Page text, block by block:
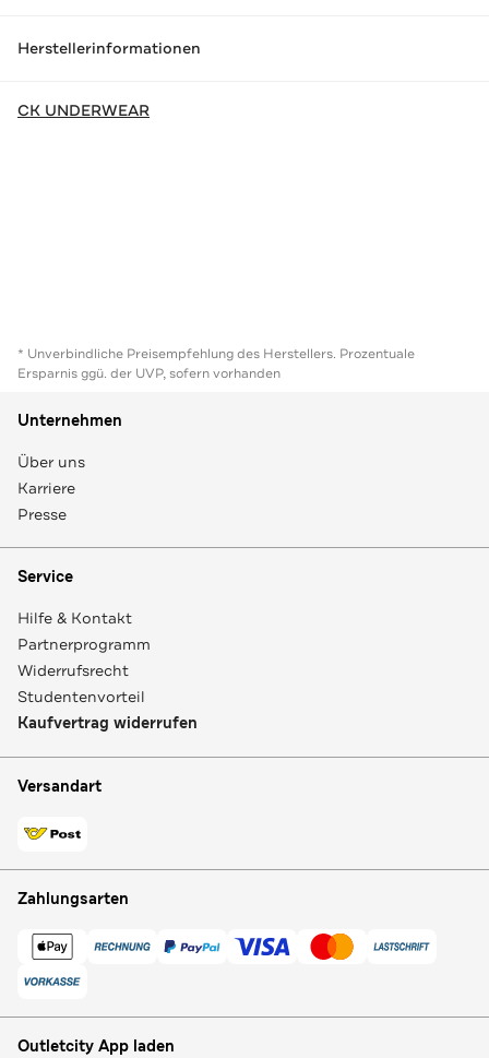
Herstellerinformationen
CK UNDERWEAR
* Unverbindliche Preisempfehlung des Herstellers. Prozentuale
Ersparnis ggü. der UVP, sofern vorhanden
Unternehmen
Über uns
Karriere
Presse
Service
Hilfe & Kontakt
Partnerprogramm
Widerrufsrecht
Studentenvorteil
Kaufvertrag widerrufen
Versandart
Zahlungsarten
Outletcity App laden